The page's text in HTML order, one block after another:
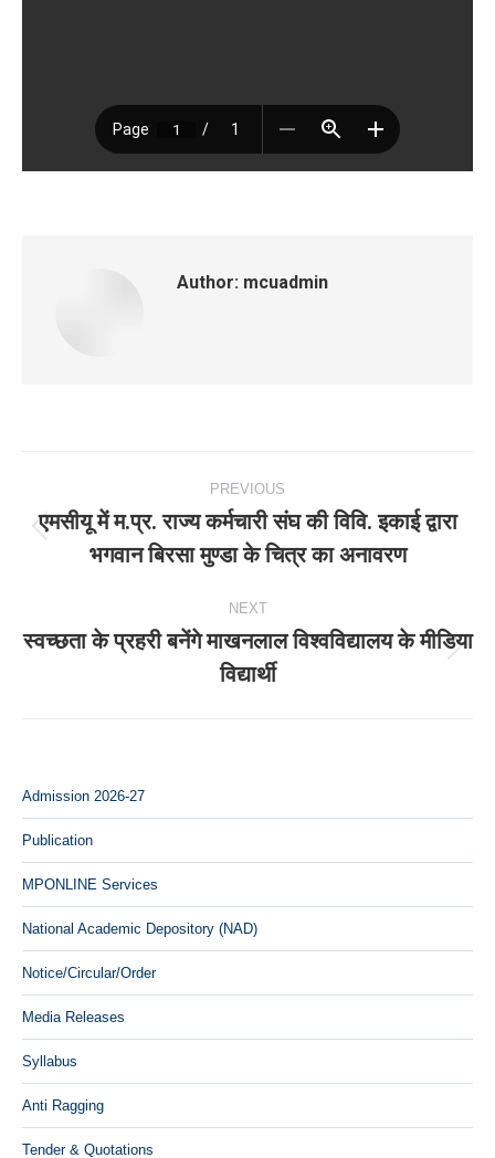
Author: mcuadmin
navigation
PREVIOUS
Previous
post:
एमसीयू में म.प्र. राज्य कर्मचारी संघ की विवि. इकाई द्वारा
भगवान बिरसा मुण्डा के चित्र का अनावरण
NEXT
Next
post:
स्वच्छता के प्रहरी बनेंगे माखनलाल विश्वविद्यालय के मीडिया
विद्यार्थी
Admission 2026-27
Publication
MPONLINE Services
National Academic Depository (NAD)
Notice/Circular/Order
Media Releases
Syllabus
Anti Ragging
Tender & Quotations